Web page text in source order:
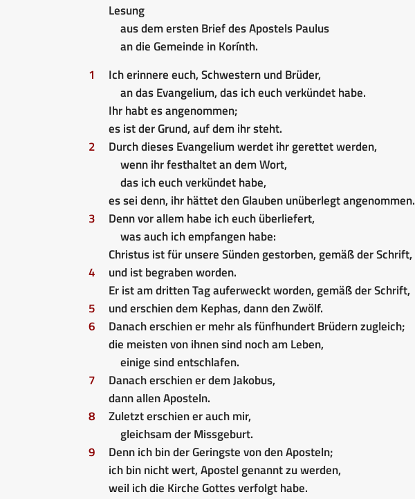
Lesung
aus dem ersten Brief des Apostels Paulus
an die Gemeinde in Korínth.
1
Ich erinnere euch, Schwestern und Brüder,
an das Evangelium, das ich euch verkündet habe.
Ihr habt es angenommen;
es ist der Grund, auf dem ihr steht.
2
Durch dieses Evangelium werdet ihr gerettet werden,
wenn ihr festhaltet an dem Wort,
das ich euch verkündet habe,
es sei denn, ihr hättet den Glauben unüberlegt angenommen.
3
Denn vor allem habe ich euch überliefert,
was auch ich empfangen habe:
Christus ist für unsere Sünden gestorben, gemäß der Schrift,
4
und ist begraben worden.
Er ist am dritten Tag auferweckt worden, gemäß der Schrift,
5
und erschien dem Kephas, dann den Zwölf.
6
Danach erschien er mehr als fünfhundert Brüdern zugleich;
die meisten von ihnen sind noch am Leben,
einige sind entschlafen.
7
Danach erschien er dem Jakobus,
dann allen Aposteln.
8
Zuletzt erschien er auch mir,
gleichsam der Missgeburt.
9
Denn ich bin der Geringste von den Aposteln;
ich bin nicht wert, Apostel genannt zu werden,
weil ich die Kirche Gottes verfolgt habe.